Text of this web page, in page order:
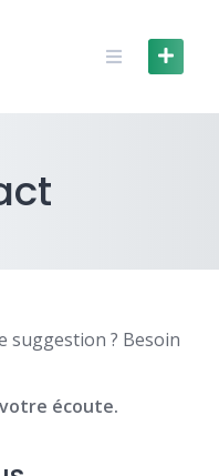
suggestion ? Besoin
votre écoute.